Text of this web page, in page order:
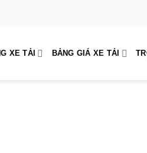
XE TẢI BẢNG GIÁ XE TẢI